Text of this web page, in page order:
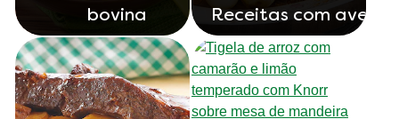
bovina Receitas com aves